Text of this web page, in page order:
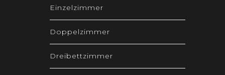
Einzelzimmer
Doppelzimmer
Dreibettzimmer